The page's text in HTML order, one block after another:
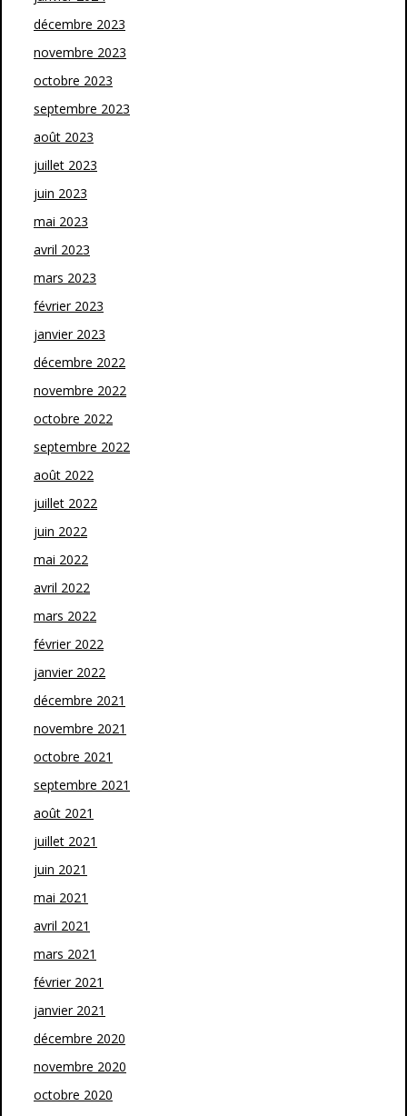
décembre 2023
novembre 2023
octobre 2023
septembre 2023
août 2023
juillet 2023
juin 2023
mai 2023
avril 2023
mars 2023
février 2023
janvier 2023
décembre 2022
novembre 2022
octobre 2022
septembre 2022
août 2022
juillet 2022
juin 2022
mai 2022
avril 2022
mars 2022
février 2022
janvier 2022
décembre 2021
novembre 2021
octobre 2021
septembre 2021
août 2021
juillet 2021
juin 2021
mai 2021
avril 2021
mars 2021
février 2021
janvier 2021
décembre 2020
novembre 2020
octobre 2020